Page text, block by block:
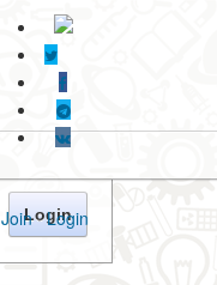
Join · Login
Login